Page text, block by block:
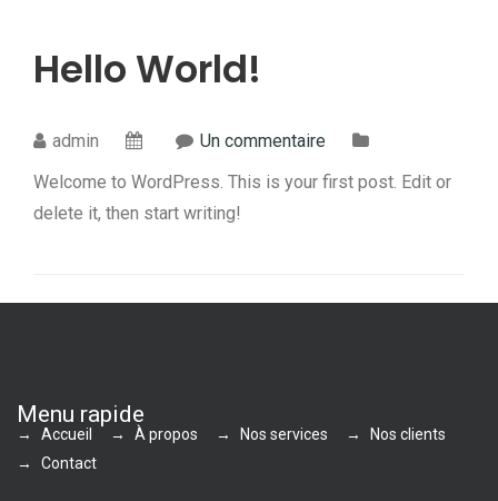
Hello World!
admin
Un commentaire
Welcome to WordPress. This is your first post. Edit or
delete it, then start writing!
Menu rapide
Accueil À propos Nos services
Nos clients
Contact